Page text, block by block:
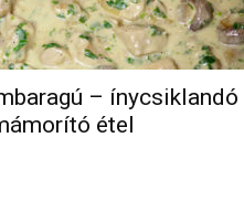
– ínycsiklandó
étel